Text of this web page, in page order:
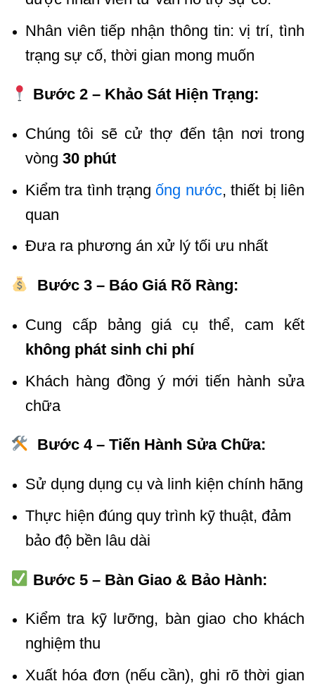
Nhân viên tiếp nhận thông tin: vị trí, tình
trạng sự cố, thời gian mong muốn
Bước 2 – Khảo Sát Hiện Trạng:
Chúng tôi sẽ cử thợ đến tận nơi trong
vòng 30 phút
Kiểm tra tình trạng ống nước, thiết bị liên
quan
Đưa ra phương án xử lý tối ưu nhất
Bước 3 – Báo Giá Rõ Ràng:
Cung cấp bảng giá cụ thể, cam kết
không phát sinh chi phí
Khách hàng đồng ý mới tiến hành sửa
chữa
Bước 4 – Tiến Hành Sửa Chữa:
Sử dụng dụng cụ và linh kiện chính hãng
Thực hiện đúng quy trình kỹ thuật, đảm
bảo độ bền lâu dài
Bước 5 – Bàn Giao & Bảo Hành:
Kiểm tra kỹ lưỡng, bàn giao cho khách
nghiệm thu
Xuất hóa đơn (nếu cần), ghi rõ thời gian